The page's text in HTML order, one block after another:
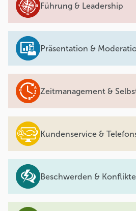
Führung & Leadership
Präsentation &
Zeitmanagement &
Kundenservice &
Beschwerden & Konflikte